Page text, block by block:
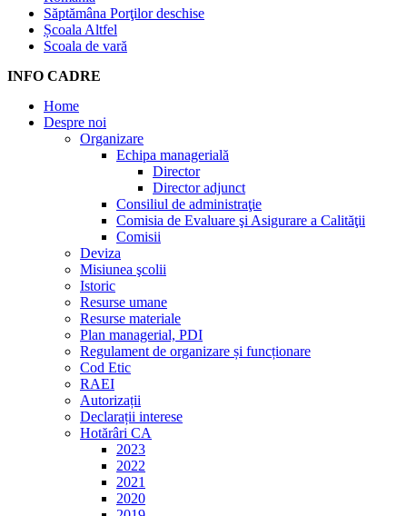
Săptămâna Porţilor deschise
Școala Altfel
Scoala de vară
INFO CADRE
Home
Despre noi
Organizare
Echipa managerială
Director
Director adjunct
Consiliul de administraţie
Comisia de Evaluare şi Asigurare a Calităţii
Comisii
Deviza
Misiunea şcolii
Istoric
Resurse umane
Resurse materiale
Plan managerial, PDI
Regulament de organizare și funcționare
Cod Etic
RAEI
Autorizații
Declarații interese
Hotărâri CA
2023
2022
2021
2020